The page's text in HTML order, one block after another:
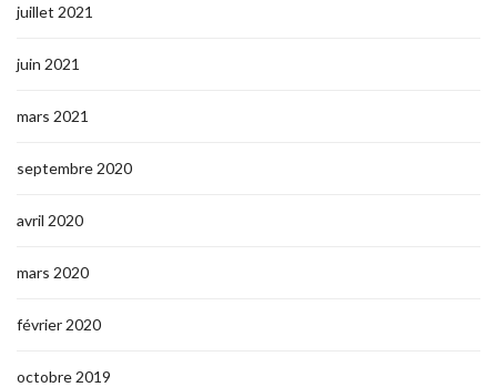
juillet 2021
juin 2021
mars 2021
septembre 2020
avril 2020
mars 2020
février 2020
octobre 2019